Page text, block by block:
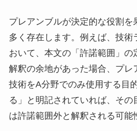
プレアンブルが決定的な役割を
多く存在します。例えば、技術
おいて、本文の「許諾範囲」の
解釈の余地があった場合、プレ
技術をA分野でのみ使用する目
る」と明記されていれば、その
は許諾範囲外と解釈される可能